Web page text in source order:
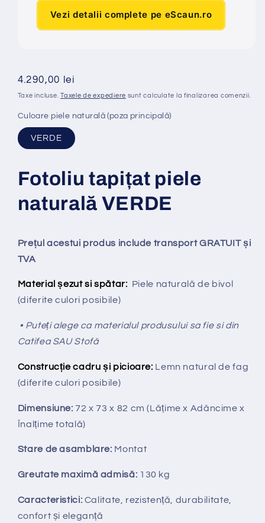
Vezi detalii complete pe eScaun.ro
Preț
obișnuit
4.290,00 lei
Taxe incluse.Taxele de expediere sunt calculate la finalizarea comenzii.
Culoare piele naturală (poza principală)
VERDE
Fotoliu tapițat piele
naturală VERDE
Prețul acestui produs include transport GRATUIT și
TVA
Material șezut si spătar: Piele naturală de bivol
(diferite culori posibile)
• Puteți alege ca materialul produsului sa fie si din
Catifea SAU Stofă
Construcție cadru și picioare: Lemn natural de fag
(diferite culori posibile)
Dimensiune: 72 x 73 x 82 cm(Lățime x Adâncime x
Înalțime totală)
Stare de asamblare: Montat
Greutate maximă admisă: 130 kg
Caracteristici: Calitate, rezistență, durabilitate,
confort și eleganță